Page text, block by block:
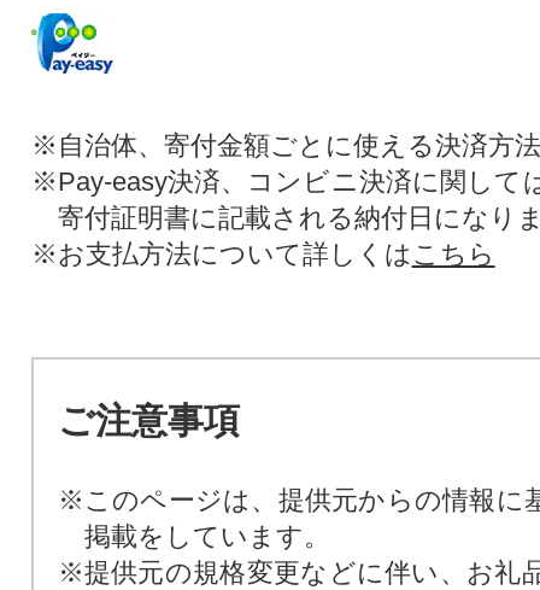
※自治体、寄付金額ごとに使える決済方
※Pay-easy決済、コンビニ決済に関して
寄付証明書に記載される納付日になり
※お支払方法について詳しくは こちら
ご注意事項
※このページは、提供元からの情報に
掲載をしています。
※提供元の規格変更などに伴い、お礼